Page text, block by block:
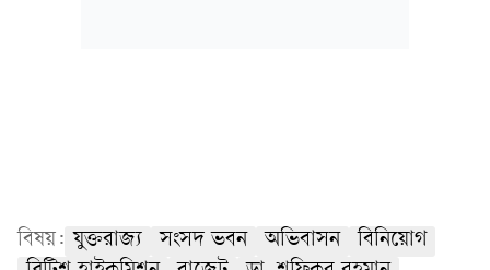
বিষয়: যুক্তরাজ্য সংসদ ভবন অভিবাসন
বিনিয়োগ